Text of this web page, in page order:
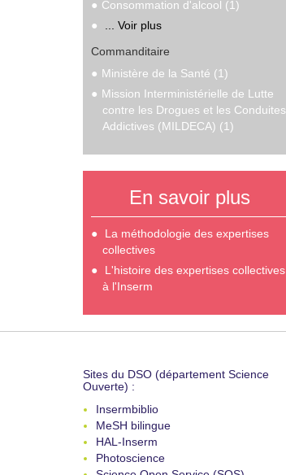
Consommation d'alcool (1)
... Voir plus
Commanditaire
Ministère de la Santé (1)
Mission Interministérielle de Lutte
contre les Drogues et les Conduites
Addictives (MILDECA) (1)
En savoir plus
La méthodologie des expertises
collectives
L'histoire des expertises collectives
à l'Inserm
Sites du DSO (département Science
Ouverte) :
Insermbiblio
MeSH bilingue
HAL-Inserm
Photoscience